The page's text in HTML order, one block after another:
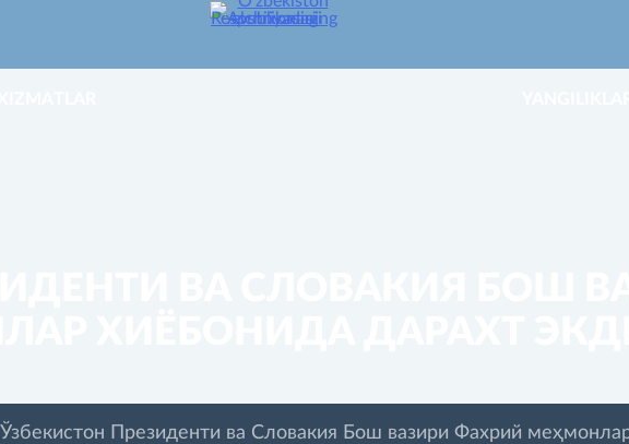
Ўзбекистон Президенти ва Словакия Бош вазири Фахрий